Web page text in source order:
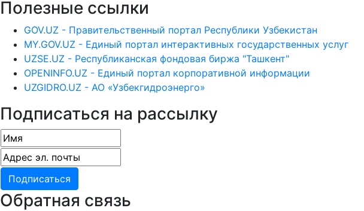
Полезные ссылки
GOV.UZ - Правительственный портал Республики Узбекистан
MY.GOV.UZ - Единый портал интерактивных государственных услуг
UZSE.UZ - Республиканская фондовая биржа "Ташкент"
OPENINFO.UZ - Единый портал корпоративной информации
UZGIDRO.UZ - АО «Узбекгидроэнерго»
Подписаться на рассылку
Обратная связь